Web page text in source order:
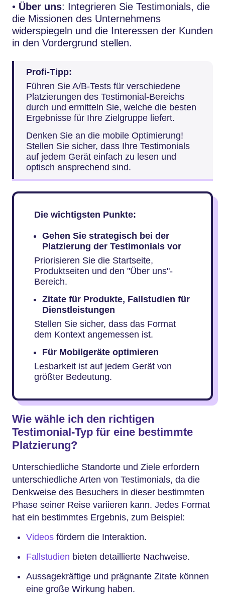
• Über uns: Integrieren Sie Testimonials, die
die Missionen des Unternehmens
widerspiegeln und die Interessen der Kunden
in den Vordergrund stellen.
Profi-Tipp:
Führen Sie A/B-Tests für verschiedene
Platzierungen des Testimonial-Bereichs
durch und ermitteln Sie, welche die besten
Ergebnisse für Ihre Zielgruppe liefert.
Denken Sie an die mobile Optimierung!
Stellen Sie sicher, dass Ihre Testimonials
auf jedem Gerät einfach zu lesen und
optisch ansprechend sind.
Die wichtigsten Punkte:
Gehen Sie strategisch bei der
Platzierung der Testimonials vor
Priorisieren Sie die Startseite,
Produktseiten und den "Über uns"-
Bereich.
Zitate für Produkte, Fallstudien für
Dienstleistungen
Stellen Sie sicher, dass das Format
dem Kontext angemessen ist.
Für Mobilgeräte optimieren
Lesbarkeit ist auf jedem Gerät von
größter Bedeutung.
Wie wähle ich den richtigen
Testimonial-Typ für eine bestimmte
Platzierung?
Unterschiedliche Standorte und Ziele erfordern
unterschiedliche Arten von Testimonials, da die
Denkweise des Besuchers in dieser bestimmten
Phase seiner Reise variieren kann. Jedes Format
hat ein bestimmtes Ergebnis, zum Beispiel:
Videos fördern die Interaktion.
Fallstudien bieten detaillierte Nachweise.
Aussagekräftige und prägnante Zitate können
eine große Wirkung haben.